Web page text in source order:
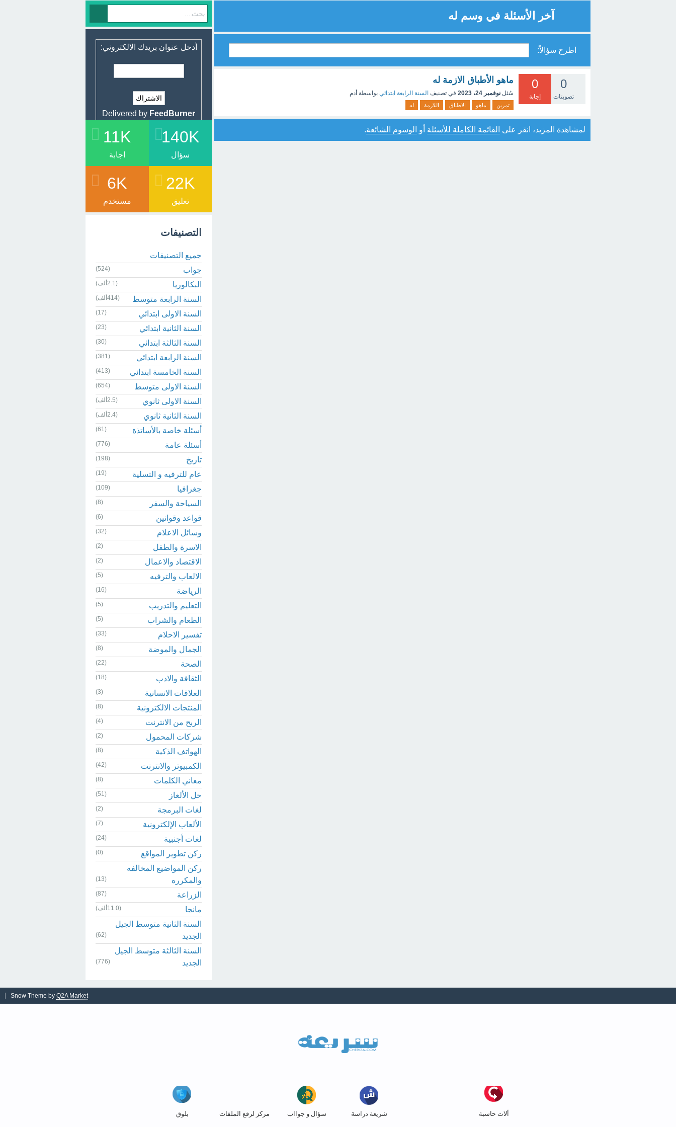
آخر الأسئلة في وسم له
اطرح سؤالاً:
0
تصويتات
0
إجابة
ماهو الأطباق الازمة له
سُئل نوفمبر 24، 2023 في تصنيف السنة الرابعة ابتدائي بواسطة أدم
تمرين ماهو الاطباق اللازمة له
لمشاهدة المزيد، انقر على القائمة الكاملة للأسئلة أو الوسوم الشائعة.
أدخل عنوان بريدك الالكتروني:
Delivered by FeedBurner
140K
سؤال
11K
اجابة
22K
تعليق
6K
مستخدم
التصنيفات
جميع التصنيفات
جواب
(524)
البكالوريا (2.1ألف)
السنة الرابعة متوسط (414ألف)
السنة الاولى ابتدائي (17)
السنة الثانية ابتدائي (23)
السنة الثالثة ابتدائي (30)
السنة الرابعة ابتدائي (381)
السنة الخامسة ابتدائي (413)
السنة الاولى متوسط (654)
السنة الاولى ثانوي (2.5ألف)
السنة الثانية ثانوي (2.4ألف)
أسئلة خاصة بالأساتذة (61)
أسئلة عامة (776)
تاريخ (198)
عام للترفيه و التسلية (19)
جغرافيا (109)
السياحة والسفر (8)
قواعد وقوانين (6)
وسائل الاعلام (32)
الاسرة والطفل (2)
الاقتصاد والاعمال (2)
الالعاب والترفيه (5)
الرياضة (16)
التعليم والتدريب (5)
الطعام والشراب (5)
تفسير الاحلام (33)
الجمال والموضة (8)
الصحة (22)
الثقافة والادب (18)
العلاقات الانسانية (3)
المنتجات الالكترونية (8)
الربح من الانترنت (4)
شركات المحمول (2)
الهواتف الذكية (8)
الكمبيوتر والانترنت (42)
معاني الكلمات (8)
حل الألغاز (51)
لغات البرمجة (2)
الألعاب الإلكترونية (7)
لغات أجنبية (24)
ركن تطوير المواقع (0)
ركن المواضيع المخالفه
والمكرره
(13)
الزراعة (87)
مانجا (11.0ألف)
السنة الثانية متوسط الجيل
الجديد
(62)
السنة الثالثة متوسط الجيل
الجديد
(776)
Snow Theme by Q2A Market